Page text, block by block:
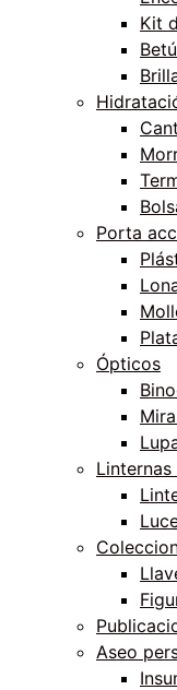
Kit
Porta
Ópticos
Aseo